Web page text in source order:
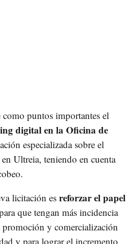
como puntos importantes el
digital en la Oficina de
especializada sobre el
Ultreia, teniendo en cuenta
licitación es reforzar el papel
que tengan más incidencia
promoción y comercialización
y para lograr el incremento